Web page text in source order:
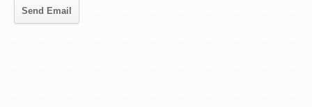
Send Email